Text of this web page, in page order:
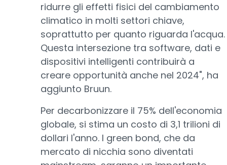
ridurre gli effetti fisici del cambiamento
climatico in molti settori chiave,
soprattutto per quanto riguarda l'acqua.
Questa intersezione tra software, dati e
dispositivi intelligenti contribuirà a
creare opportunità anche nel 2024", ha
aggiunto Bruun.
Per decarbonizzare il 75% dell'economia
globale, si stima un costo di 3,1 trilioni di
dollari l'anno. I green bond, che da
mercato di nicchia sono diventati